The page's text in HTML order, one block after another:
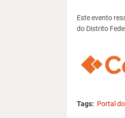
Este evento
do Distrito
Tags: Portal